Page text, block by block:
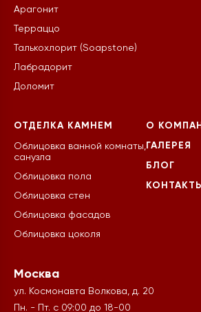
Арагонит
Терраццо
Талькохлорит (Soapstone)
Лабрадорит
Доломит
ОТДЕЛКА КАМНЕМ
Облицовка ванной комнаты,
санузла
Облицовка пола
Облицовка стен
Облицовка фасадов
Облицовка цоколя
О
ГАЛЕРЕЯ
БЛОГ
КОНТАКТЫ
Москва
ул. Космонавта Волкова, д. 20
Пн. - Пт. с 09:00 до 18-00